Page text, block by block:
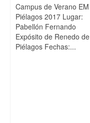
Campus de Verano EM
Piélagos 2017 Lugar:
Pabellón Fernando
Expósito de Renedo de
Piélagos Fechas:...